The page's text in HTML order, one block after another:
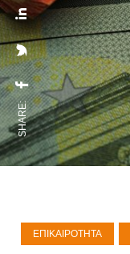
SHARE:
ΕΠΙΚΑΙΡΌΤΗΤΑ